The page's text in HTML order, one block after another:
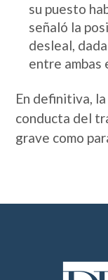
su puesto
señaló la
desleal,
entre ambas
En definitiva,
conducta del
grave como